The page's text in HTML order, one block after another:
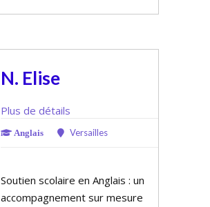
N. Elise
Plus de détails
Anglais Versailles
Soutien scolaire en Anglais : un
accompagnement sur mesure